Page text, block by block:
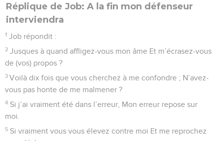
Réplique de Job: A la fin mon défenseur
interviendra
1 Job répondit :
2 Jusques à quand affligez-vous mon âme Et m’écrasez-vous
de (vos) propos ?
3 Voilà dix fois que vous cherchez à me confondre ; N’avez-
vous pas honte de me malmener ?
4 Si j’ai vraiment été dans l’erreur, Mon erreur repose sur
moi.
5 Si vraiment vous vous élevez contre moi Et me reprochez